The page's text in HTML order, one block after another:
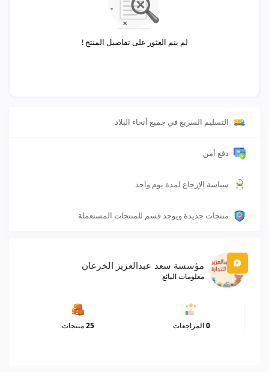
لم يتم العثور على تفاصيل المنتج !
التسليم السريع في جميع أنحاء البلاد
دفع أمن
سياسة الإرجاع لمدة يوم واحد
منتجات جديدة ويوجد قسم للمنتجات المستعملة
مؤسسة سعد عبدالعزيز الخرعان
معلومات البائع
0المراجعات 25منتجات